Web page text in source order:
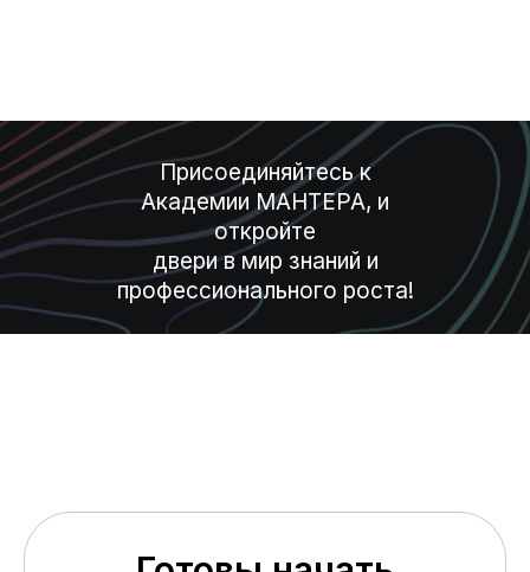
Присоединяйтесь к
Академии МАНТЕРА, и
откройте
двери в мир знаний и
профессионального роста!